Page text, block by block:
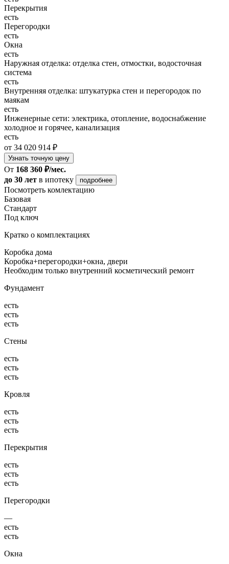
Перекрытия
есть
Перегородки
есть
Окна
есть
Наружная отделка: отделка стен, отмостки, водосточная
система
есть
Внутренняя отделка: штукатурка стен и перегородок по
маякам
есть
Инженерные сети: электрика, отопление, водоснабжение
холодное и горячее, канализация
есть
от 34 020 914 ₽
Узнать точную цену
От 168 360 ₽/мес.
до 30 лет в ипотеку подробнее
Посмотреть комлектацию
Базовая
Стандарт
Под ключ
Кратко о комплектациях
Коробка дома
Коробка+перегородки+окна, двери
Необходим только внутренний косметический ремонт
Фундамент
есть
есть
есть
Стены
есть
есть
есть
Кровля
есть
есть
есть
Перекрытия
есть
есть
есть
Перегородки
—
есть
есть
Окна